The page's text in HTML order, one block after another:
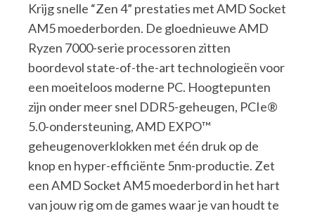
Krijg snelle “Zen 4” prestaties met AMD Socket
AM5 moederborden. De gloednieuwe AMD
Ryzen 7000-serie processoren zitten
boordevol state-of-the-art technologieën voor
een moeiteloos moderne PC. Hoogtepunten
zijn onder meer snel DDR5-geheugen, PCIe®
5.0-ondersteuning, AMD EXPO™
geheugenoverklokken met één druk op de
knop en hyper-efficiënte 5nm-productie. Zet
een AMD Socket AM5 moederbord in het hart
van jouw rig om de games waar je van houdt te